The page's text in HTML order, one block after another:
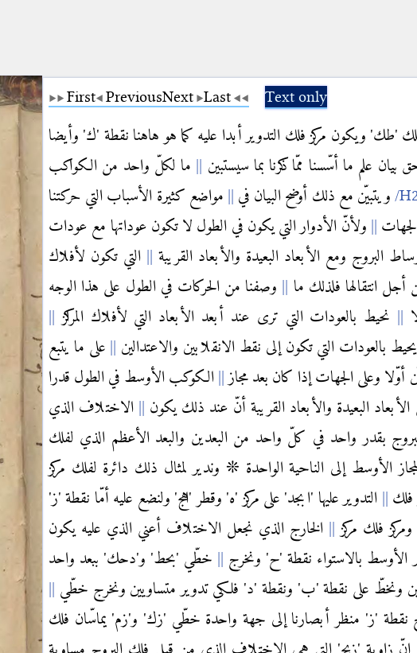
First PreviousNext Last Text only
'طك' ويكون مركز فلك التدوير أبدا عليه كما هو هاهنا نقطة 'ك' وأيضا
علم ما أسّسنا ممّا ذكرنا بما سيستبين
ما لكلّ واحد من الكواكب
ويتبيّن مع ذلك أوضح البيان في
مواضع كثيرة الأسباب التي حركتنا
ولأنّ الأدوار التي يكون في الطول لا تكون عوداتها مع عودات
البروج ومع الأبعاد البعيدة والأبعاد القريبة
التي تكون لأفلاك
أجل انتقالها فلذلك ما
وصفنا من الحركات في الطول على هذا الوجه
نحيط بالعودات التي ترى عند أبعد الأبعاد التي لأفلاك المراكز
بالعودات التي تكون إلى نقط الانقلابين والاعتدالين
على ما يتبع
أوّلا وعلى الجهات إذا كان بعد مجاز
الكوكب الأوسط في الطول قدرا
البعيدة والأبعاد القريبة أنّ عند ذلك يكون
الاختلاف الذي
بقدر واحد في كلّ واحد من البعدين والبعد الأعظم الذي لفلك
الأوسط إلى الناحية الواحدة ❊ وندير لمثال ذلك دائرة لفلك مركز
فلك
التدوير عليها 'ابجد' على مركز 'ه' وقطر 'اهج' ولنضع عليه أمّا نقطة 'ز'
ومركز فلك مركز
الخارج الذي نجعل الاختلاف أعني الذي عليه يكون
الأوسط بالاستواء نقطة 'ح' ونخرج
خطّي 'بحط' و'دحك' ببعد واحد
ونخطّ على نقطة 'ب' ونقطة 'د' فلكي تدوير متساويين ونخرج خطّي
نقطة 'ز' منظر أبصارنا إلى جهة واحدة خطّي 'زك' و'زم' يماسّان فلك
إنّ زاوية 'زبح' التي هي الاختلاف الذي من قبل فلك البروج مساوية